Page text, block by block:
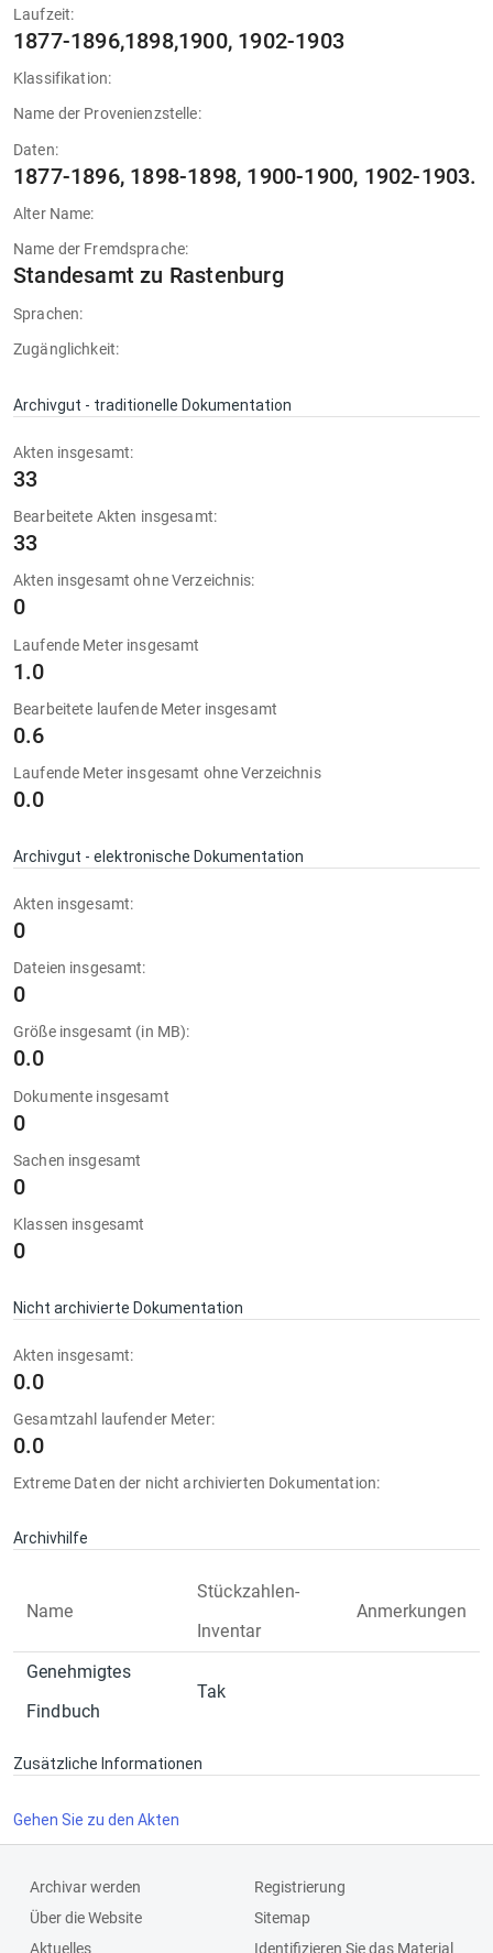
Laufzeit:
1877-1896,1898,1900, 1902-1903
Klassifikation:
Name der Provenienzstelle:
Daten:
1877-1896, 1898-1898, 1900-1900, 1902-1903.
Alter Name:
Name der Fremdsprache:
Standesamt zu Rastenburg
Sprachen:
Zugänglichkeit:
Archivgut - traditionelle Dokumentation
Akten insgesamt:
33
Bearbeitete Akten insgesamt:
33
Akten insgesamt ohne Verzeichnis:
0
Laufende Meter insgesamt
1.0
Bearbeitete laufende Meter insgesamt
0.6
Laufende Meter insgesamt ohne Verzeichnis
0.0
Archivgut - elektronische Dokumentation
Akten insgesamt:
0
Dateien insgesamt:
0
Größe insgesamt (in MB):
0.0
Dokumente insgesamt
0
Sachen insgesamt
0
Klassen insgesamt
0
Nicht archivierte Dokumentation
Akten insgesamt:
0.0
Gesamtzahl laufender Meter:
0.0
Extreme Daten der nicht archivierten Dokumentation:
Archivhilfe
Name
Stückzahlen-
Inventar
Anmerkungen
Genehmigtes
Findbuch
Tak
Zusätzliche Informationen
Gehen Sie zu den Akten
Archivar werden
Über die Website
Aktuelles
Registrierung
Sitemap
Identifizieren Sie das Material